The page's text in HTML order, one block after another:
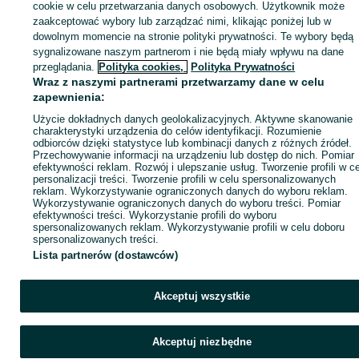
sprzedającym
Zaloguj się / Załóż konto
cookie w celu przetwarzania danych osobowych. Użytkownik może
zaakceptować wybory lub zarządzać nimi, klikając poniżej lub w
dowolnym momencie na stronie polityki prywatności. Te wybory będą
sygnalizowane naszym partnerom i nie będą miały wpływu na dane
przeglądania. Polityka cookies, Polityka Prywatności
Wraz z naszymi partnerami przetwarzamy dane w celu
zapewnienia:
Użycie dokładnych danych geolokalizacyjnych. Aktywne skanowanie
charakterystyki urządzenia do celów identyfikacji. Rozumienie
odbiorców dzięki statystyce lub kombinacji danych z różnych źródeł.
Przechowywanie informacji na urządzeniu lub dostęp do nich. Pomiar
efektywności reklam. Rozwój i ulepszanie usług. Tworzenie profili w
personalizacji treści. Tworzenie profili w celu spersonalizowanych
reklam. Wykorzystywanie ograniczonych danych do wyboru reklam.
Wykorzystywanie ograniczonych danych do wyboru treści. Pomiar
efektywności treści. Wykorzystanie profili do wyboru
spersonalizowanych reklam. Wykorzystywanie profili w celu doboru
spersonalizowanych treści.
Lista partnerów (dostawców)
Akceptuj wszystkie
Akceptuj niezbędne